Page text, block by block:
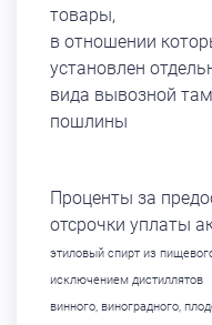
товары,
в отношении
установлен
вида вывозной
пошлины
Проценты за
отсрочки уплаты
этиловый спирт из
исключением дистиллятов
винного, виноградного,